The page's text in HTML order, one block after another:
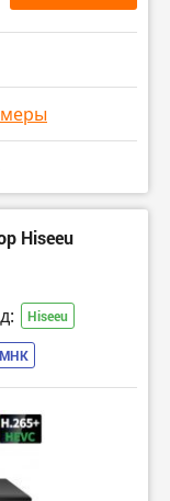
Hiseeu
Hiseeu